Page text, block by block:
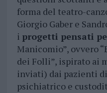
forma del teatro-
Giorgio Gaber e
i progetti pensati
Manicomio”, ovvero
dei Folli”, ispirato ai
inviati) dai pazienti
psichiatrico e